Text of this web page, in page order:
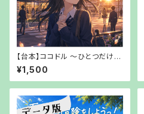
【台本】ココドル ～ひとつだけ約
束をした日篇～【PDFでお渡し】
¥1,500